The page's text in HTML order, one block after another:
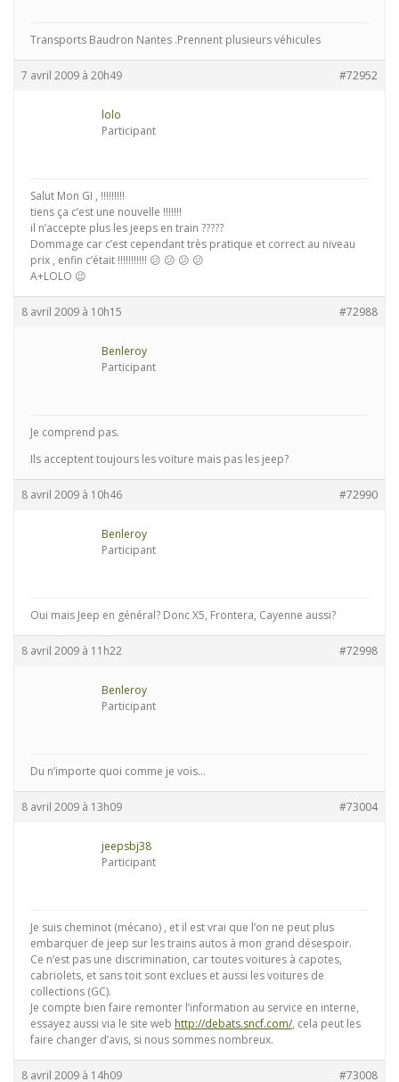
Transports Baudron Nantes .Prennent plusieurs véhicules
7 avril 2009 à 20h49 #72952
lolo
Participant
Salut Mon GI , !!!!!!!!!
tiens ça c’est une nouvelle !!!!!!!
il n’accepte plus les jeeps en train ?????
Dommage car c’est cependant très pratique et correct au niveau
prix , enfin c’était !!!!!!!!!!! 😕 😕 😕 😕
A+LOLO 😉
8 avril 2009 à 10h15 #72988
Benleroy
Participant
Je comprend pas.
Ils acceptent toujours les voiture mais pas les jeep?
8 avril 2009 à 10h46 #72990
Benleroy
Participant
Oui mais Jeep en général? Donc X5, Frontera, Cayenne aussi?
8 avril 2009 à 11h22 #72998
Benleroy
Participant
Du n’importe quoi comme je vois…
8 avril 2009 à 13h09 #73004
jeepsbj38
Participant
Je suis cheminot (mécano) , et il est vrai que l’on ne peut plus
embarquer de jeep sur les trains autos à mon grand désespoir.
Ce n’est pas une discrimination, car toutes voitures à capotes,
cabriolets, et sans toit sont exclues et aussi les voitures de
collections (GC).
Je compte bien faire remonter l’information au service en interne,
essayez aussi via le site web http://debats.sncf.com/, cela peut les
faire changer d’avis, si nous sommes nombreux.
8 avril 2009 à 14h09 #73008